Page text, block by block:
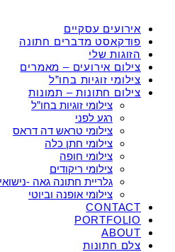
אירועים עסקיים
פודקאסט מדברים חתונה
הזוגות שלי
צילום אירועים – מאמרים
צילומי זוגיות בחו”ל
צילום חתונות – תמונות
צילומי זוגיות בחו”ל
רגע לפני
צילומי טראש דה דראס
צילומי חתן כלה
צילומי חופה
צילומי ריקודים
גלריית חתונה גאה -
צילומי אופנה וביוטי
CONTACT
PORTFOLIO
ABOUT
צלם חתונות